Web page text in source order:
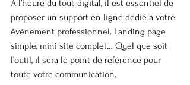
À l’heure du tout-digital, il est essentiel de
proposer un support en ligne dédié à votre
événement professionnel. Landing page
simple, mini site complet… Quel que soit
l’outil, il sera le point de référence pour
toute votre communication.